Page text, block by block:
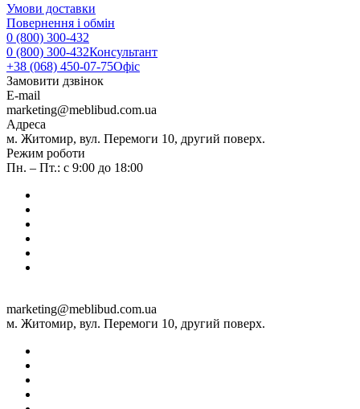
Умови доставки
Повернення і обмін
0 (800) 300-432
0 (800) 300-432Консультант
+38 (068) 450-07-75Офіс
Замовити дзвінок
E-mail
marketing@meblibud.com.ua
Адреса
м. Житомир, вул. Перемоги 10, другий поверх.
Режим роботи
Пн. – Пт.: с 9:00 до 18:00
marketing@meblibud.com.ua
м. Житомир, вул. Перемоги 10, другий поверх.